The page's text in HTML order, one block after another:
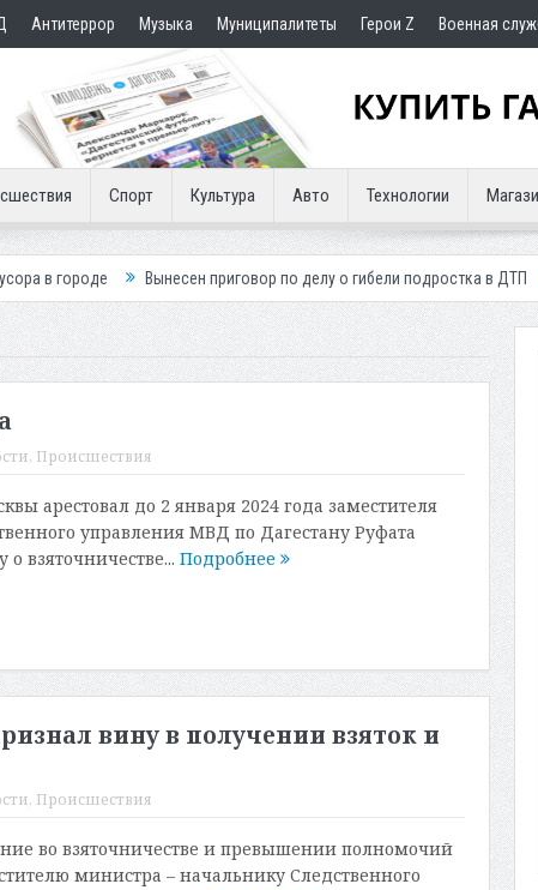
Антитеррор Музыка Муниципалитеты Герои Z Военная
Спорт Культура Авто Технологии
Вынесен приговор по делу о гибели подростка в ДТП Путин
, Происшествия
арестовал до 2 января 2024 года заместителя
управления МВД по Дагестану Руфата
взяточничестве... Подробнее
вину в получении взяток и
, Происшествия
во взяточничестве и превышении полномочий
министра – начальнику Следственного